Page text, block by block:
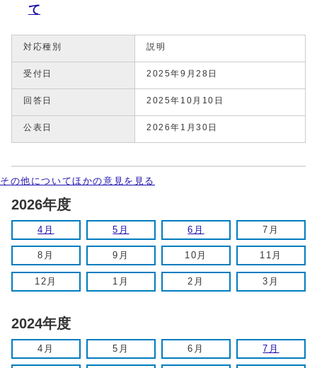
て
対応種別 説明
受付日 2025年9月28日
回答日 2025年10月10日
公表日 2026年1月30日
その他についてほかの意見を見る
2026年度
4月 5月 6月 7月
8月 9月 10月 11月
12月 1月 2月 3月
2024年度
4月 5月 6月 7月